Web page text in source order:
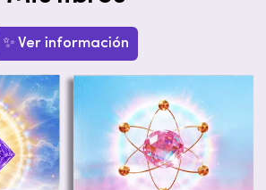
✨ Ver información